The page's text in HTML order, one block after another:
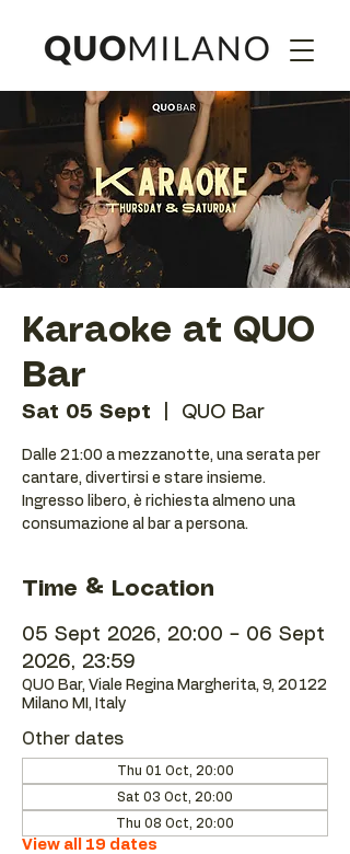
Karaoke at QUO
Bar
Sat 05 Sept QUO Bar
Dalle 21:00 a mezzanotte, una serata per
cantare, divertirsi e stare insieme.
Ingresso libero, è richiesta almeno una
consumazione al bar a persona.
Time & Location
05 Sept 2026, 20:00 – 06 Sept
2026, 23:59
QUO Bar, Viale Regina Margherita, 9, 20122
Milano MI, Italy
Other dates
Thu 01 Oct, 20:00
Sat 03 Oct, 20:00
Thu 08 Oct, 20:00
View all 19 dates